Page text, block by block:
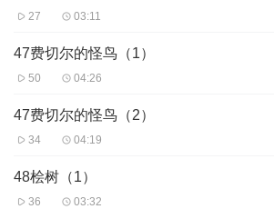
27 03:11
47费切尔的怪鸟（1）
50 04:26
47费切尔的怪鸟（2）
34 04:19
48桧树（1）
36 03:32